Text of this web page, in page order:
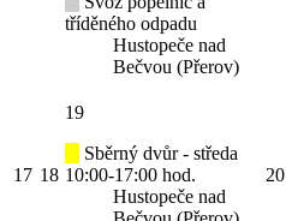
tříděného odpadu
Hustopeče nad
Bečvou (Přerov)
17 18
19
Sběrný dvůr - středa
10:00-17:00 hod.
Hustopeče nad
20